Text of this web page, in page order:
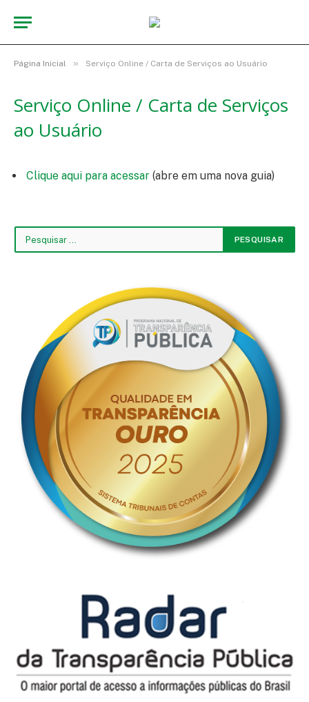
Página Inicial » Serviço Online / Carta de Serviços ao Usuário
Serviço Online / Carta de Serviços
ao Usuário
Clique aqui para acessar (abre em uma nova guia)